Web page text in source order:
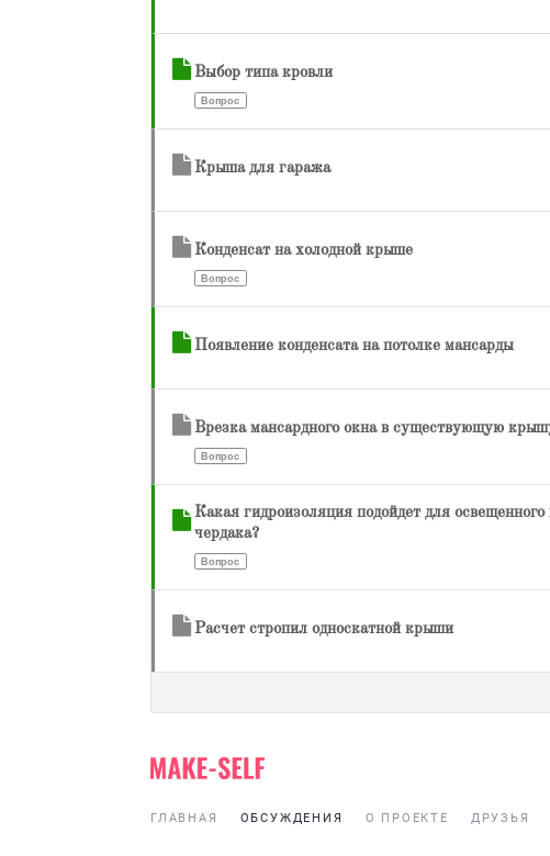
Выбор типа кровли
Вопрос
Крыша для гаража
Конденсат на холодной крыше
Вопрос
Появление конденсата на потолке мансарды
Врезка мансардного окна в существующую
Вопрос
Какая гидроизоляция подойдет для освещенного
чердака?
Вопрос
Расчет стропил односкатной крыши
ГЛАВНАЯ ОБСУЖДЕНИЯ О ПРОЕКТЕ ДРУЗЬЯ